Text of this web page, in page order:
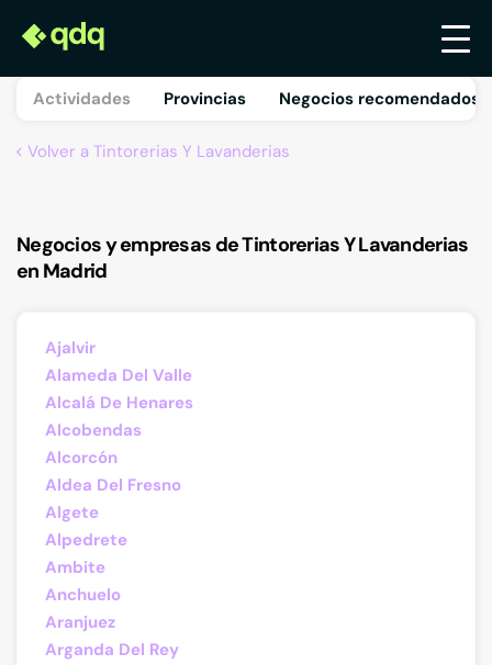
Actividades Provincias Negocios recomendados
Volver a Tintorerias Y Lavanderias
Negocios y empresas de Tintorerias Y Lavanderias
en Madrid
Ajalvir
Alameda Del Valle
Alcalá De Henares
Alcobendas
Alcorcón
Aldea Del Fresno
Algete
Alpedrete
Ambite
Anchuelo
Aranjuez
Arganda Del Rey